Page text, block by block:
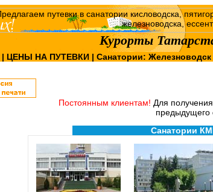
Курорты
| ЦЕНЫ НА ПУТЕВКИ| Санатории: Железноводск
Постоянным клиентам! Для
предыдущего
Санатории